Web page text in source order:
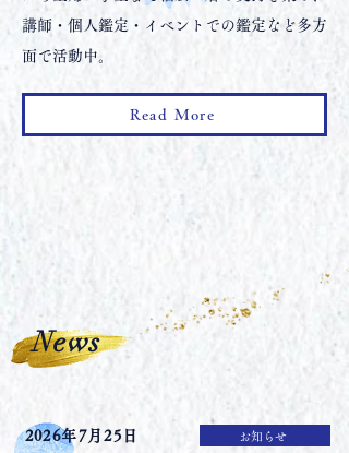
講師・個人鑑定・イベントでの鑑定など多方
面で活動中。
Read More
News
2026年7月25日 お知らせ